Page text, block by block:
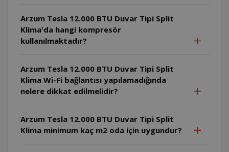
Arzum Tesla 12.000 BTU Duvar Tipi Split
Klima'da hangi kompresör
kullanılmaktadır?
Arzum Tesla 12.000 BTU Duvar Tipi Split
Klima Wi-Fi bağlantısı yapılamadığında
nelere dikkat edilmelidir?
Arzum Tesla 12.000 BTU Duvar Tipi Split
Klima minimum kaç m2 oda için uygundur?